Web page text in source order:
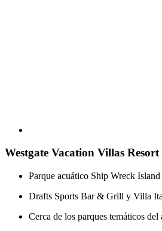
Westgate Vacation Villas Resort
Parque acuático Ship Wreck Island
Drafts Sports Bar & Grill y Villa
Cerca de los parques temáticos del